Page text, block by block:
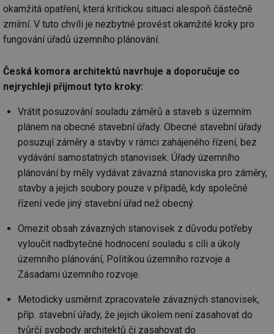
okamžitá opatření, která kritickou situaci alespoň částečně
zmírní. V tuto chvíli je nezbytné provést okamžité kroky pro
fungování úřadů územního plánování.
Česká komora architektů navrhuje a doporučuje co
nejrychleji přijmout tyto kroky:
Vrátit posuzování souladu záměrů a staveb s územním
plánem na obecné stavební úřady. Obecné stavební úřady
posuzují záměry a stavby v rámci zahájeného řízení, bez
vydávání samostatných stanovisek. Úřady územního
plánování by měly vydávat závazná stanoviska pro záměry,
stavby a jejich soubory pouze v případě, kdy společné
řízení vede jiný stavební úřad než obecný.
Omezit obsah závazných stanovisek z důvodu potřeby
vyloučit nadbytečné hodnocení souladu s cíli a úkoly
územního plánování, Politikou územního rozvoje a
Zásadami územního rozvoje.
Metodicky usměrnit zpracovatele závazných stanovisek,
příp. stavební úřady, že jejich úkolem není zasahovat do
tvůrčí svobody architektů či zasahovat do